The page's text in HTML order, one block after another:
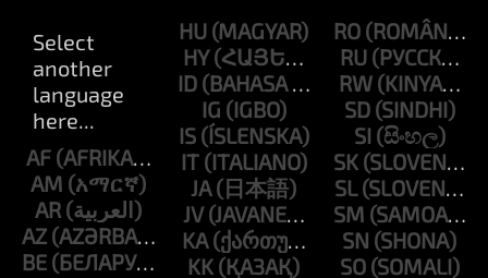
AF
AM
AR
AZ
BE
HU
HY
ID
IG
IS
IT
JA
JV
KA
KK
RO
RU
RW
SD
SI
SK
SL
SM
SN
SO